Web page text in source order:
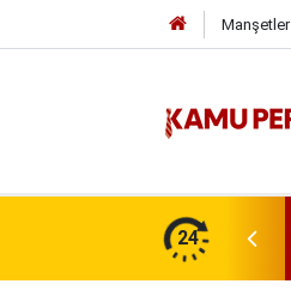
Manşetler
24
Süresi Doluyor: Son Gün Yarın